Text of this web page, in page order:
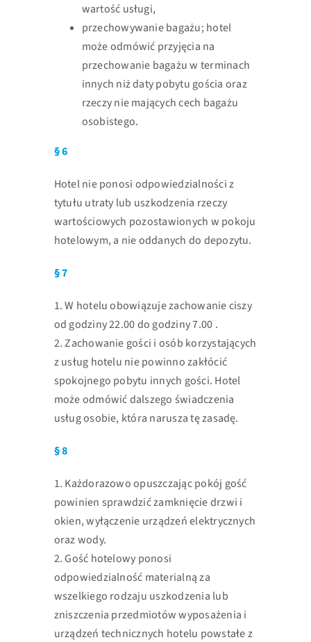
wartość usługi,
przechowywanie bagażu; hotel
może odmówić przyjęcia na
przechowanie bagażu w terminach
innych niż daty pobytu gościa oraz
rzeczy nie mających cech bagażu
osobistego.
§ 6
Hotel nie ponosi odpowiedzialności z
tytułu utraty lub uszkodzenia rzeczy
wartościowych pozostawionych w pokoju
hotelowym, a nie oddanych do depozytu.
§ 7
1. W hotelu obowiązuje zachowanie ciszy
od godziny 22.00 do godziny 7.00 .
2. Zachowanie gości i osób korzystających
z usług hotelu nie powinno zakłócić
spokojnego pobytu innych gości. Hotel
może odmówić dalszego świadczenia
usług osobie, która narusza tę zasadę.
§ 8
1. Każdorazowo opuszczając pokój gość
powinien sprawdzić zamknięcie drzwi i
okien, wyłączenie urządzeń elektrycznych
oraz wody.
2. Gość hotelowy ponosi
odpowiedzialność materialną za
wszelkiego rodzaju uszkodzenia lub
zniszczenia przedmiotów wyposażenia i
urządzeń technicznych hotelu powstałe z